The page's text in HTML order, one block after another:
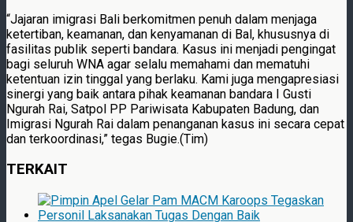
“Jajaran imigrasi Bali berkomitmen penuh dalam menjaga
ketertiban, keamanan, dan kenyamanan di Bal, khususnya di
fasilitas publik seperti bandara. Kasus ini menjadi pengingat
bagi seluruh WNA agar selalu memahami dan mematuhi
ketentuan izin tinggal yang berlaku. Kami juga mengapresiasi
sinergi yang baik antara pihak keamanan bandara I Gusti
Ngurah Rai, Satpol PP Pariwisata Kabupaten Badung, dan
Imigrasi Ngurah Rai dalam penanganan kasus ini secara cepat
dan terkoordinasi,” tegas Bugie.(Tim)
TERKAIT